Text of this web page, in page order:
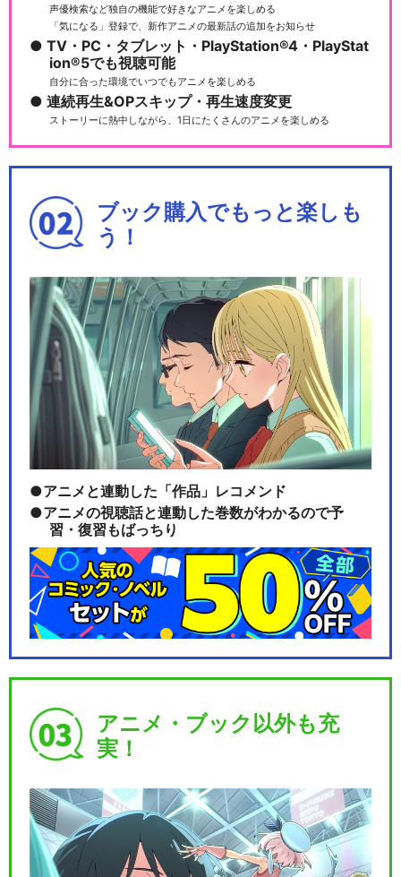
声優検索など独自の機能で好きなアニメを楽しめる
「気になる」登録で、新作アニメの最新話の追加をお知らせ
TV・PC・タブレット・PlayStation®4・PlayStat
ion®5でも視聴可能
自分に合った環境でいつでもアニメを楽しめる
連続再生&OPスキップ・再生速度変更
ストーリーに熱中しながら、1日にたくさんのアニメを楽しめる
ブック購入でもっと楽しも
う！
アニメと連動した「作品」レコメンド
アニメの視聴話と連動した巻数がわかるので予
習・復習もばっちり
アニメ・ブック以外も充
実！